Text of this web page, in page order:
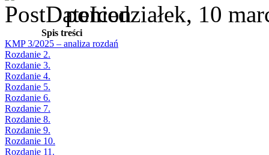
poniedziałek, 10
Spis treści
KMP 3/2025 – analiza rozdań
Rozdanie 2.
Rozdanie 3.
Rozdanie 4.
Rozdanie 5.
Rozdanie 6.
Rozdanie 7.
Rozdanie 8.
Rozdanie 9.
Rozdanie 10.
Rozdanie 11.